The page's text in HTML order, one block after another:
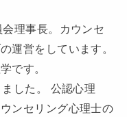
理事長。カウンセ
運営をしています。
です。
した。 公認心理
ンセリング心理士の